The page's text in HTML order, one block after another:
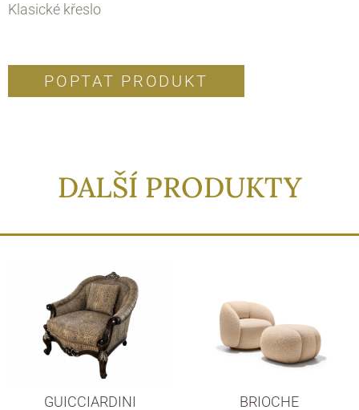
Klasické křeslo
POPTAT PRODUKT
DALŠÍ PRODUKTY
GUICCIARDINI BRIOCHE